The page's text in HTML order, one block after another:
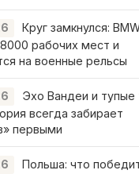
Круг замкнулся:
рабочих мест и
на военные рельсы
Эхо Вандеи и тупые
всегда забирает
первыми
Польша: что